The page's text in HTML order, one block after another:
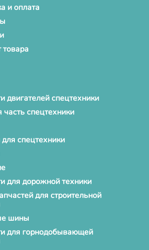
и оплата
товара
двигателей спецтехники
часть спецтехники
спецтехники
для дорожной техники
для строительной
шины
для горнодобывающей